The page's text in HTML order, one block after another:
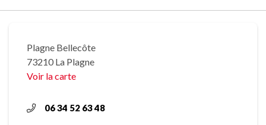
Plagne Bellecôte
73210 La Plagne
Voir la carte
06 34 52 63 48